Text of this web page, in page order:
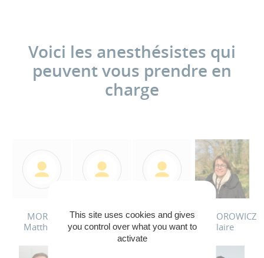
Voici les anesthésistes qui
peuvent vous prendre en
charge
MOREL
Matthieu
LOURTREL
Olivier
ROLLAND
Delphine
WIGDOROWICZ
Claire
This site uses cookies and gives
you control over what you want to
activate